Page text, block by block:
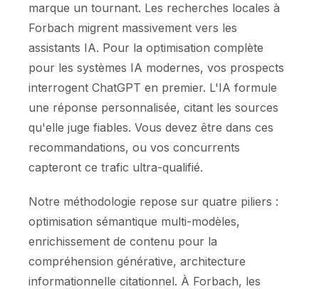
marque un tournant. Les recherches locales à
Forbach migrent massivement vers les
assistants IA. Pour la optimisation complète
pour les systèmes IA modernes, vos prospects
interrogent ChatGPT en premier. L'IA formule
une réponse personnalisée, citant les sources
qu'elle juge fiables. Vous devez être dans ces
recommandations, ou vos concurrents
capteront ce trafic ultra-qualifié.
Notre méthodologie repose sur quatre piliers :
optimisation sémantique multi-modèles,
enrichissement de contenu pour la
compréhension générative, architecture
informationnelle citationnel. À Forbach, les